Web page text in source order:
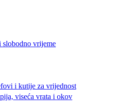
slobodno vrijeme
i kutije za vrijednost
viseća vrata i okov